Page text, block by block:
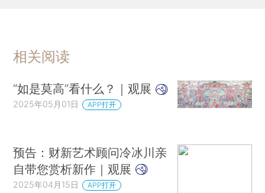
相关阅读
“如是莫高”看什么？｜观展
2025年05月01日 APP打开
预告：财新艺术顾问冷冰川亲
自带您赏析新作｜观展
2025年04月15日 APP打开